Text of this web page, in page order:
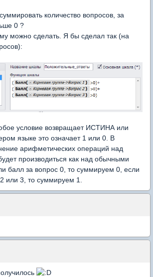
количество вопросов, за
0 ?
можно сделать. Я бы сделал так (на
условие возвращает ИСТИНА или
языке это означает 1 или 0. В
арифметических операций над
производиться как над обычными
балл за вопрос 0, то суммируем 0, если
или 3, то суммируем 1.